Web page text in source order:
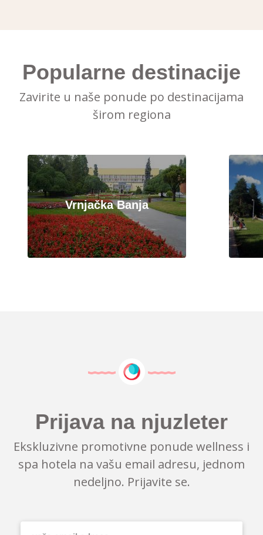
Popularne destinacije
Zavirite u naše ponude po destinacijama
širom regiona
Vrnjačka Banja
Prijava na njuzleter
Ekskluzivne promotivne ponude wellness i
spa hotela na vašu email adresu, jednom
nedeljno. Prijavite se.